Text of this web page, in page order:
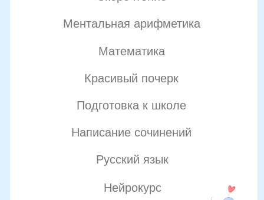
−20% на любой абонемент
+ второй курс в подарок*
Политика конфиденциальности
© SKILLZANIA. Все права защищены.
АВТОНОМНАЯ НЕКОММЕРЧЕСКАЯ ОРГАНИЗАЦИЯ
ИНН: 9727116117, ОГРН: 1257700472831